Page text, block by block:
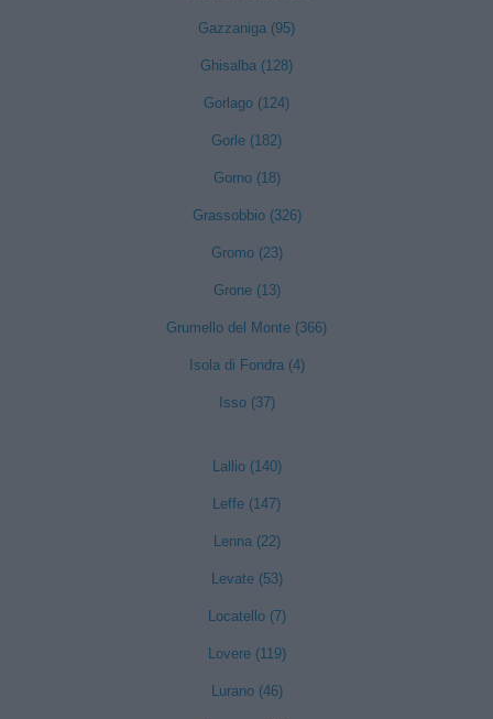
Gazzaniga (95)
Ghisalba (128)
Gorlago (124)
Gorle (182)
Gorno (18)
Grassobbio (326)
Gromo (23)
Grone (13)
Grumello del Monte (366)
Isola di Fondra (4)
Isso (37)
Lallio (140)
Leffe (147)
Lenna (22)
Levate (53)
Locatello (7)
Lovere (119)
Lurano (46)